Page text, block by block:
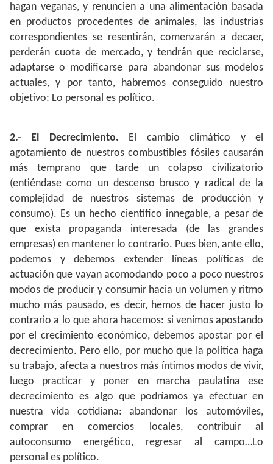
hagan veganas, y renuncien a una alimentación basada
en productos procedentes de animales, las industrias
correspondientes se resentirán, comenzarán a decaer,
perderán cuota de mercado, y tendrán que reciclarse,
adaptarse o modificarse para abandonar sus modelos
actuales, y por tanto, habremos conseguido nuestro
objetivo: Lo personal es político.
2.- El Decrecimiento. El cambio climático y el
agotamiento de nuestros combustibles fósiles causarán
más temprano que tarde un colapso civilizatorio
(entiéndase como un descenso brusco y radical de la
complejidad de nuestros sistemas de producción y
consumo). Es un hecho científico innegable, a pesar de
que exista propaganda interesada (de las grandes
empresas) en mantener lo contrario. Pues bien, ante ello,
podemos y debemos extender líneas políticas de
actuación que vayan acomodando poco a poco nuestros
modos de producir y consumir hacia un volumen y ritmo
mucho más pausado, es decir, hemos de hacer justo lo
contrario a lo que ahora hacemos: si venimos apostando
por el crecimiento económico, debemos apostar por el
decrecimiento. Pero ello, por mucho que la política haga
su trabajo, afecta a nuestros más íntimos modos de vivir,
luego practicar y poner en marcha paulatina ese
decrecimiento es algo que podríamos ya efectuar en
nuestra vida cotidiana: abandonar los automóviles,
comprar en comercios locales, contribuir al
autoconsumo energético, regresar al campo…Lo
personal es político.